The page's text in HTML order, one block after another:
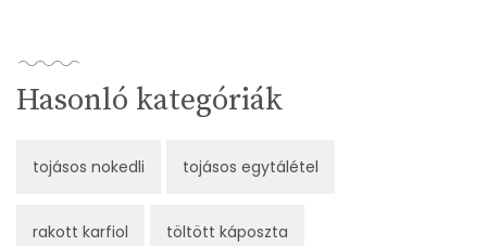
Hasonló kategóriák
tojásos nokedli tojásos egytálétel
rakott karfiol töltött káposzta